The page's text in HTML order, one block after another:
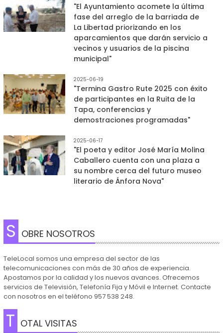
"El Ayuntamiento acomete la última
fase del arreglo de la barriada de
La Libertad priorizando en los
aparcamientos que darán servicio a
vecinos y usuarios de la piscina
municipal"
2025-06-19
"Termina Gastro Rute 2025 con éxito
de participantes en la Ruita de la
Tapa, conferencias y
demostraciones programadas"
2025-06-17
"El poeta y editor José María Molina
Caballero cuenta con una plaza a
su nombre cerca del futuro museo
literario de Ánfora Nova"
S OBRE NOSOTROS
TeleLocal somos una empresa del sector de las
telecomunicaciones con más de 30 años de experiencia.
Apostamos por la calidad y los nuevos avances. Ofrecemos
servicios de Televisión, Telefonía Fija y Móvil e Internet. Contacte
con nosotros en el teléfono 957 538 248.
T OTAL VISITAS